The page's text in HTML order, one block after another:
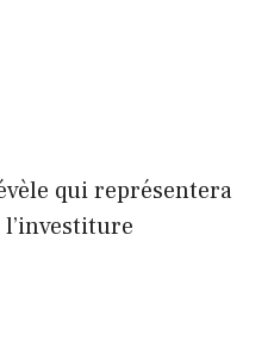
qui représentera